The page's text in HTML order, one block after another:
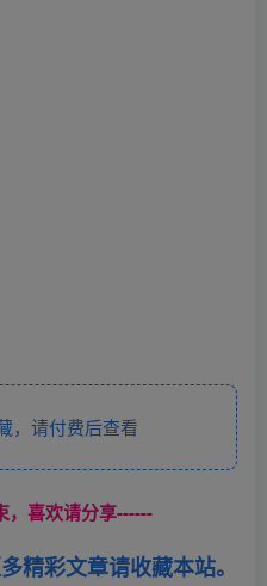
，请付费后查看
，喜欢请分享------
精彩文章请收藏本站。